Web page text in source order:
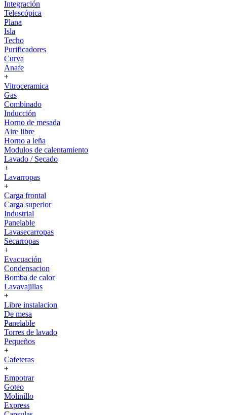
Integración
Telescópica
Plana
Isla
Techo
Purificadores
Curva
Anafe
+
Vitroceramica
Gas
Combinado
Inducción
Horno de mesada
Aire libre
Horno a leña
Modulos de calentamiento
Lavado / Secado
+
Lavarropas
+
Carga frontal
Carga superior
Industrial
Panelable
Lavasecarropas
Secarropas
+
Evacuación
Condensacion
Bomba de calor
Lavavajillas
+
Libre instalacion
De mesa
Panelable
Torres de lavado
Pequeños
+
Cafeteras
+
Empotrar
Goteo
Molinillo
Express